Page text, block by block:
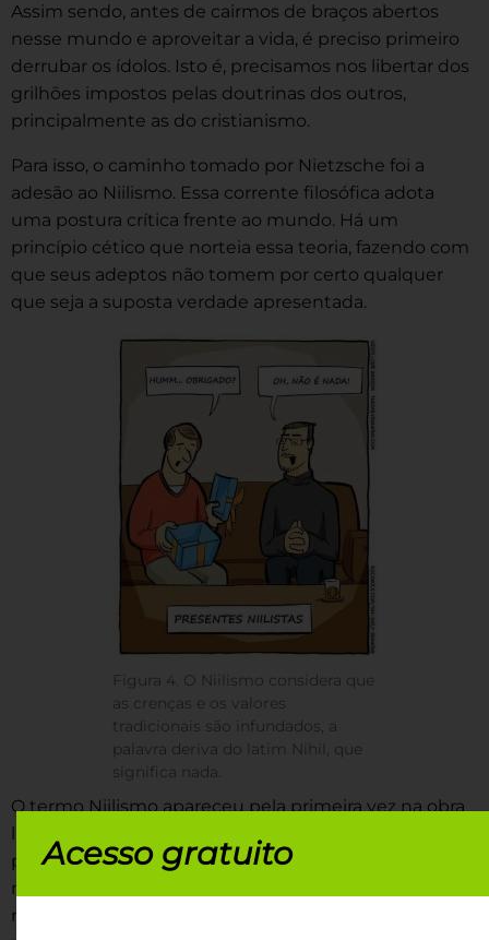
Assim sendo, antes de cairmos de braços abertos
nesse mundo e aproveitar a vida, é preciso primeiro
derrubar os ídolos. Isto é, precisamos nos libertar dos
grilhões impostos pelas doutrinas dos outros,
principalmente as do cristianismo.
Para isso, o caminho tomado por Nietzsche foi a
adesão ao Niilismo. Essa corrente filosófica adota
uma postura crítica frente ao mundo. Há um
princípio cético que norteia essa teoria, fazendo com
que seus adeptos não tomem por certo qualquer
que seja a suposta verdade apresentada.
Figura 4. O Niilismo considera que
as crenças e os valores
tradicionais são infundados, a
palavra deriva do latim Nihil, que
significa nada.
O termo Niilismo apareceu pela primeira vez na obra
personagem afirma: “Um niilista é um homem que
não se curva ante qualquer autoridade, nem aceita
nenhum princípio sem exame, qualquer que seja o
Acesso gratuito